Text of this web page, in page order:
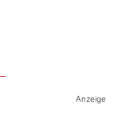
Anzeige